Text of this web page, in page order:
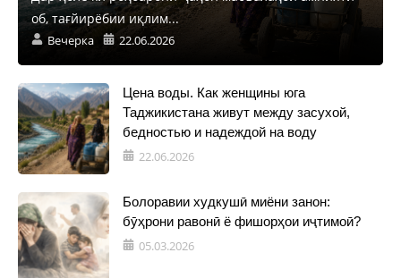
об, тағйирёбии иқлим...
Вечерка 22.06.2026
Цена воды. Как женщины юга
Таджикистана живут между засухой,
бедностью и надеждой на воду
22.06.2026
Болоравии худкушӣ миёни занон:
бӯҳрони равонӣ ё фишорҳои иҷтимоӣ?
05.03.2026